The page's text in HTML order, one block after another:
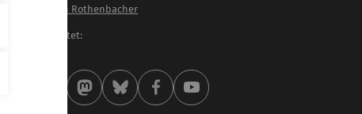
Prof. Dr. Dietrich Rothenbacher
Zuletzt bearbeitet: